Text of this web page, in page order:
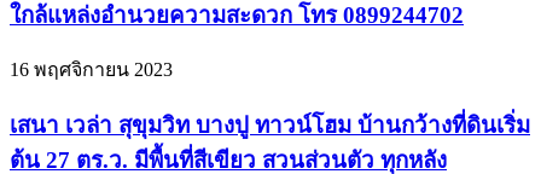
ใกล้แหล่งอำนวยความสะดวก โทร 0899244702
16 พฤศจิกายน 2023
เสนา เวล่า สุขุมวิท บางปู ทาวน์โฮม บ้านกว้างที่ดินเริ่ม
ต้น 27 ตร.ว. มีพื้นที่สีเขียว สวนส่วนตัว ทุกหลัง